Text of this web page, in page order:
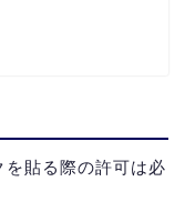
貼る際の許可は必